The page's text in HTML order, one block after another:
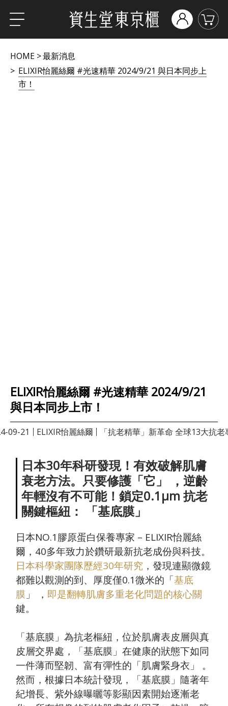
HOME
最新消息
ELIXIR怡麗絲爾 #光速精華 2024/9/21 與日本同步上
市！
ELIXIR怡麗絲爾 #光速精華 2024/9/21
與日本同步上市！
09-21 ELIXIR怡麗絲爾 「抗老精華」新革命 全球13大抗老
日本30年科研發現！有效破解肌膚
衰老方法。只要修護「它」 ，逆齡
年輕沒有不可能！鎖定0.1µm 抗老
關鍵樞紐： 「基底膜」
日本NO.1膠原蛋白保養專家 – ELIXIR怡麗絲
爾， 40多年致力於鑽研最新抗老成份與科技。
日本科學家團隊歷經30年研究 ，發現連顯微鏡
都難以觀測的到、厚度僅0.1微米的「基底
膜 」 ， 即是翻轉肌膚多重老化問題的核心關
鍵。
「基底膜」為抗老樞紐，位於肌膚表皮層與真
皮層交界處，「基底膜」在健康的狀態下如同
一件薄而堅韌、富有彈性的「肌膚緊身衣」 。
然而，根據日本統計發現，「基底膜」隨著年
紀增長、紫外線曝曬等影顯因素開始逐漸老